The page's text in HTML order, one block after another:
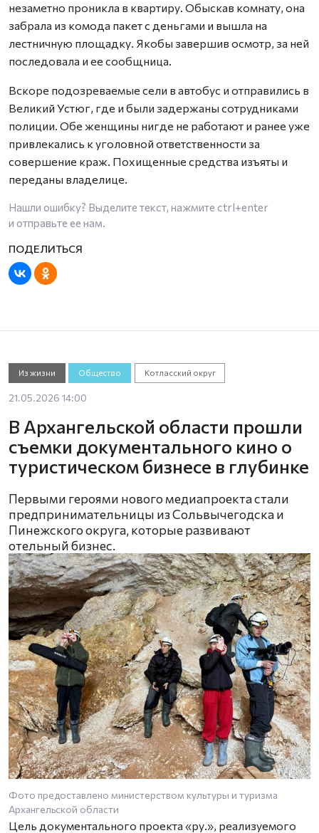
незаметно проникла в квартиру. Обыскав комнату, она
забрала из комода пакет с деньгами и вышла на
лестничную площадку. Якобы завершив осмотр, за ней
последовала и ее сообщница.
Вскоре подозреваемые сели в автобус и отправились в
Великий Устюг, где и были задержаны сотрудниками
полиции. Обе женщины нигде не работают и ранее уже
привлекались к уголовной ответственности за
совершение краж. Похищенные средства изъяты и
переданы владелице.
Нашли ошибку? Выделите текст, нажмите ctrl+enter
и отправьте ее нам.
Из жизни Общество Котласский округ
21.05.2026 14:00
В Архангельской области прошли
съемки документального кино о
туристическом бизнесе в глубинке
Первыми героями нового медиапроекта стали
предпринимательницы из Сольвычегодска и
Пинежского округа, которые развивают
отельный бизнес.
Фото предоставлено министерством культуры и туризма
Архангельской области
Цель документального проекта «ру.», реализуемого